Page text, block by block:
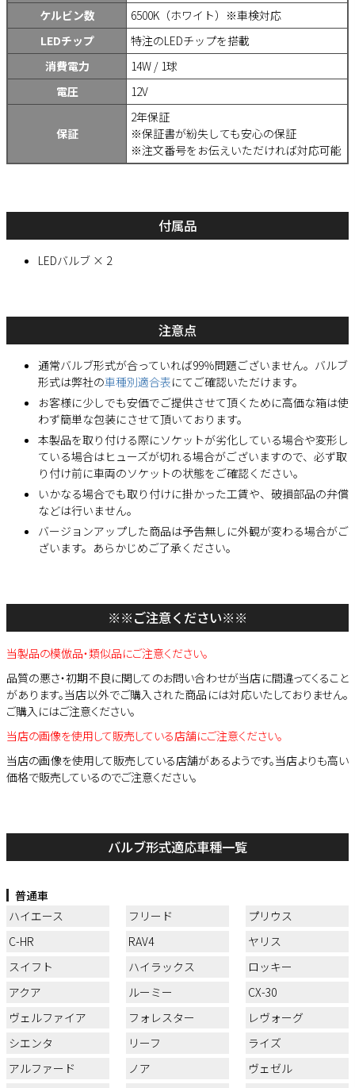
ケルビン数
6500K（ホワイト）※車検対応
LEDチップ
特注のLEDチップを搭載
消費電力
14W / 1球
電圧
12V
保証
2年保証
※保証書が紛失しても安心の保証
※注文番号をお伝えいただければ対応可能
付属品
LEDバルブ × 2
注意点
通常バルブ形式が合っていれば99％問題ございません。バルブ
形式は弊社の車種別適合表にてご確認いただけます。
お客様に少しでも安価でご提供させて頂くために高価な箱は使
わず簡単な包装にさせて頂いております。
本製品を取り付ける際にソケットが劣化している場合や変形し
ている場合はヒューズが切れる場合がございますので、必ず取
り付け前に車両のソケットの状態をご確認ください。
いかなる場合でも取り付けに掛かった工賃や、破損部品の弁償
などは行いません。
バージョンアップした商品は予告無しに外観が変わる場合がご
ざいます。あらかじめご了承ください。
※※ご注意ください※※
当製品の模倣品・類似品にご注意ください。
品質の悪さ・初期不良に関してのお問い合わせが当店に間違ってくること
があります。当店以外でご購入された商品には対応いたしておりません。
ご購入にはご注意ください。
当店の画像を使用して販売している店舗にご注意ください。
当店の画像を使用して販売している店舗があるようです。当店よりも高い
価格で販売しているのでご注意ください。
バルブ形式適応車種一覧
普通車
ハイエース
フリード
プリウス
C-HR
RAV4
ヤリス
スイフト
ハイラックス
ロッキー
アクア
ルーミー
CX-30
ヴェルファイア
フォレスター
レヴォーグ
シエンタ
リーフ
ライズ
アルファード
ノア
ヴェゼル